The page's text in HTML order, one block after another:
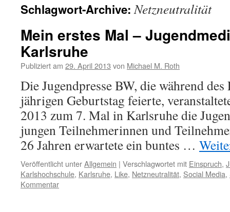
Schlagwort-Archive:Netzneutralität
Mein erstes Mal –
Karlsruhe
Publiziert am 29. April 2013 von Michael M. Roth
Die Jugendpresse BW, die während
jährigen Geburtstag feierte,
2013 zum 7. Mal in Karlsruhe die
jungen Teilnehmerinnen und
26 Jahren erwartete ein buntes …
Veröffentlicht unterAllgemein | Verschlagwortet mit Einspruch,
Karlshochschule, Karlsruhe, Like, Netzneutralität, Social Media,
Kommentar